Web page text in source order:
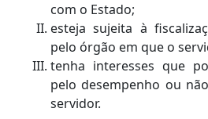
com o Estado;
esteja sujeita à
pelo órgão em que o
tenha interesses que
pelo desempenho ou
servidor.